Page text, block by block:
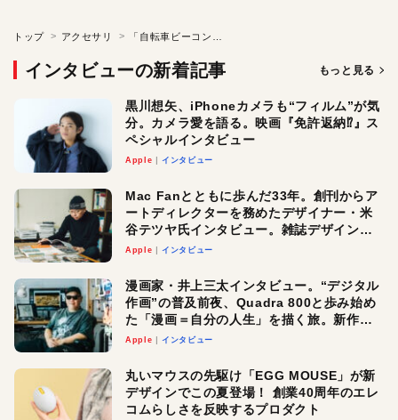
トップ アクセサリ
インタビューの新着記事 もっと見る
黒川想矢、iPhoneカメラも“フィルム”が気
分。カメラ愛を語る。映画『免許返納⁉︎』ス
ペシャルインタビュー
Apple インタビュー
Mac Fanとともに歩んだ33年。創刊からア
ートディレクターを務めたデザイナー・米
谷テツヤ氏インタビュー。雑誌デザインの
真髄と今後
Apple インタビュー
漫画家・井上三太インタビュー。“デジタル
作画”の普及前夜、Quadra 800と歩み始め
た「漫画＝自分の人生」を描く旅。新作
『惨家』に込めた想い
Apple インタビュー
丸いマウスの先駆け「EGG MOUSE」が新
デザインでこの夏登場！ 創業40周年のエレ
コムらしさを反映するプロダクト